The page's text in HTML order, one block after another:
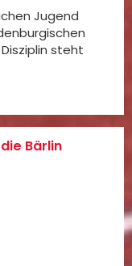
Jugend
steht
Bärlin